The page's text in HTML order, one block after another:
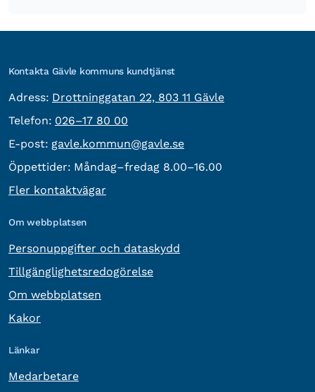
Kontakta Gävle kommuns kundtjänst
Adress: besöksadress:
Drottninggatan 22, 803 11 Gävle
Telefon: Telefon:
026–17 80 00
E-post: E-post:
gavle.kommun@gavle.se
Öppettider: Måndag–fredag 8.00–16.00
Fler kontaktvägar
Om webbplatsen
Personuppgifter och dataskydd
Tillgänglighetsredogörelse
Om webbplatsen
Kakor
Länkar
Medarbetare